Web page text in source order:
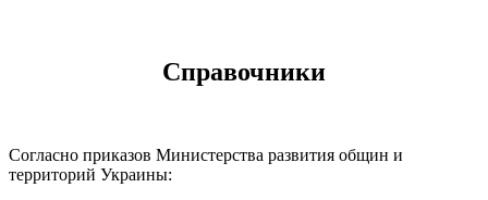
Справочники
Согласно приказов Министерства развития общин и
территорий Украины: